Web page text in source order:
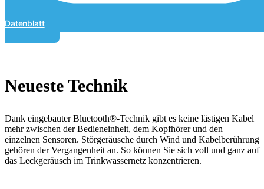
Datenblatt
Neueste Technik
Dank eingebauter Bluetooth®-Technik gibt es keine lästigen Kabel
mehr zwischen der Bedieneinheit, dem Kopfhörer und den
einzelnen Sensoren. Störgeräusche durch Wind und Kabelberührung
gehören der Vergangenheit an. So können Sie sich voll und ganz auf
das Leckgeräusch im Trinkwassernetz konzentrieren.